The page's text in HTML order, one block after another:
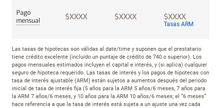
a&ntilde;os/6
meses
inter&eacute;s
ajustable
(ARM)
meses
Pago
mensual
Fijo
a&ntilde;os
$XXXX
Fijo
$XXXX
Hipoteca
con
de
inter&eacute;s
ajustable
(ARM)
5
a&ntilde;os/6
meses
$XXXX
Tasas ARM
Las tasas de hipotecas son válidas al date/time y suponen que el prestatario
tiene crédito excelente (incluido un puntaje de crédito de 740 o superior). Los
pagos mensuales estimados incluyen el capital e interés, y (si aplica) cualquier
seguro de hipoteca requerido. Las tasas de interés y los pagos de hipotecas con
tasa de interés ajustable (ARM) están sujetos a aumentos después del periodo
inicial de tasa de interés fija (5 años para la ARM 5 años/6 meses, 7 años para
la ARM 7 años/6 meses, y 10 años para la ARM 10 años/6 meses; el “6 meses”
hace referencia a que la tasa de interés está sujeta a un ajuste una vez cada